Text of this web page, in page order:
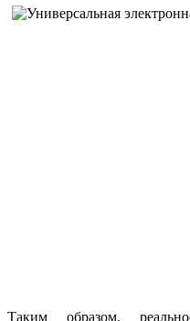
Таким образом,